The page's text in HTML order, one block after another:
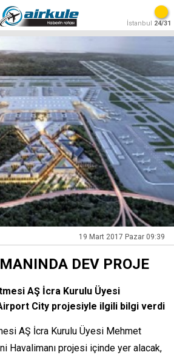
İstanbul 24/31
19 Mart 2017 Pazar 09:39
DEV PROJE
AŞ İcra Kurulu Üyesi
City projesiyle ilgili bilgi verdi
AŞ İcra Kurulu Üyesi Mehmet
Havalimanı projesi içinde yer alacak,